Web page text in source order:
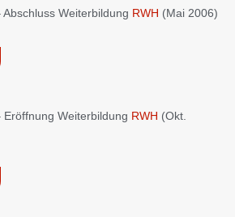
Weiterbildung RWH (Mai 2006)
Weiterbildung RWH (Okt.